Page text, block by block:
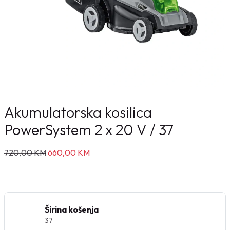
Akumulatorska kosilica
PowerSystem 2 x 20 V / 37
720,00KMI
o
r
n
660,00 KMT
n
t
Širina košenja
37